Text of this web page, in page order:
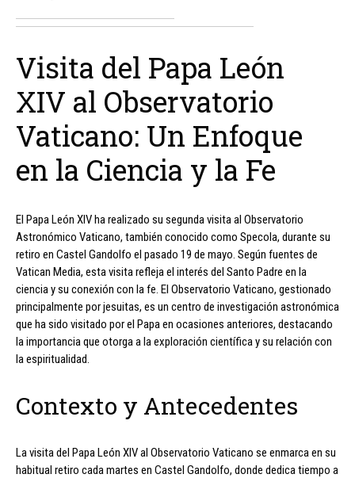
Visita del Papa León
XIV al Observatorio
Vaticano: Un Enfoque
en la Ciencia y la Fe
El Papa León XIV ha realizado su segunda visita al Observatorio
Astronómico Vaticano, también conocido como Specola, durante su
retiro en Castel Gandolfo el pasado 19 de mayo. Según fuentes de
Vatican Media, esta visita refleja el interés del Santo Padre en la
ciencia y su conexión con la fe. El Observatorio Vaticano, gestionado
principalmente por jesuitas, es un centro de investigación astronómica
que ha sido visitado por el Papa en ocasiones anteriores, destacando
la importancia que otorga a la exploración científica y su relación con
la espiritualidad.
Contexto y Antecedentes
La visita del Papa León XIV al Observatorio Vaticano se enmarca en su
habitual retiro cada martes en Castel Gandolfo, donde dedica tiempo a